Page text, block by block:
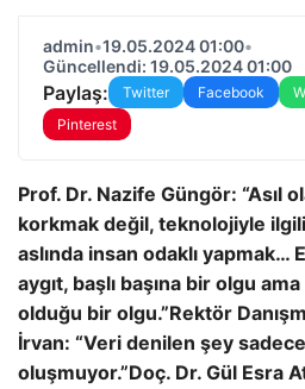
admin•19.05.2024 01:00•
Güncellendi: 19.05.2024 01:00
Paylaş: Twitter Facebook
Pinterest
Prof. Dr. Nazife Güngör: “Asıl
korkmak değil, teknolojiyle ilgili
aslında insan odaklı yapmak…
aygıt, başlı başına bir olgu
olduğu bir olgu.”Rektör
İrvan: “Veri denilen şey
oluşmuyor.”Doç. Dr. Gül Esra